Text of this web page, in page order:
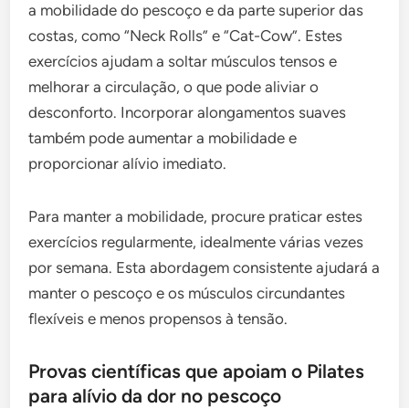
a mobilidade do pescoço e da parte superior das
costas, como “Neck Rolls” e “Cat-Cow”. Estes
exercícios ajudam a soltar músculos tensos e
melhorar a circulação, o que pode aliviar o
desconforto. Incorporar alongamentos suaves
também pode aumentar a mobilidade e
proporcionar alívio imediato.
Para manter a mobilidade, procure praticar estes
exercícios regularmente, idealmente várias vezes
por semana. Esta abordagem consistente ajudará a
manter o pescoço e os músculos circundantes
flexíveis e menos propensos à tensão.
Provas científicas que apoiam o Pilates
para alívio da dor no pescoço